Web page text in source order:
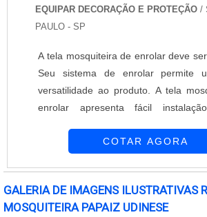
EQUIPAR DECORAÇÃO E PROTEÇÃO /
PAULO - SP
A tela mosquiteira de enrolar deve ser
Seu sistema de enrolar permite
versatilidade ao produto. A tela
enrolar apresenta fácil
empresa Equipar Decoração e
produtos modernos, práticos e
oferecem excelente design. A
COTAR AGORA
GALERIA DE IMAGENS ILUSTRATIVAS
MOSQUITEIRA PAPAIZ UDINESE